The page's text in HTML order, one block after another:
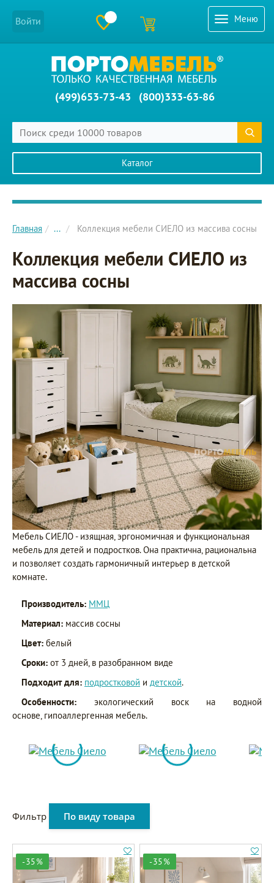
Меню
Войти
(499)653-73-43 (800)333-63-86
Каталог
Главное меню сайта
Главная ... Коллекция мебели СИЕЛО из массива сосны
Коллекция мебели СИЕЛО из
массива сосны
Мебель СИЕЛО - изящная, эргономичная и функциональная
мебель для детей и подростков. Она практична, рациональна
и позволяет создать гармоничный интерьер в детской
комнате.
Производитель: ММЦ
Материал: массив сосны
Цвет: белый
Сроки: от 3 дней, в разобранном виде
Подходит для: подростковой и детской.
Особенности: экологический воск на водной
основе, гипоаллергенная мебель.
Фильтр По виду товара
-35% -35%